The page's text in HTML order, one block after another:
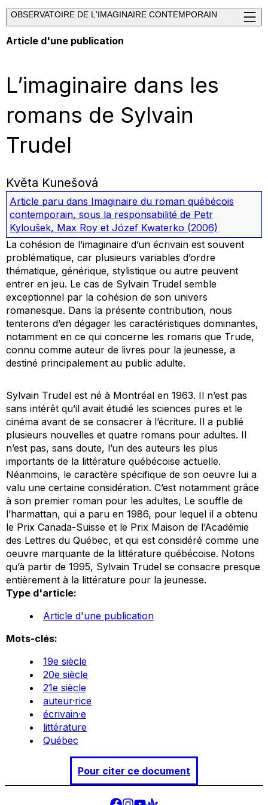
OBSERVATOIRE DE L'IMAGINAIRE CONTEMPORAIN
Article d'une publication
L’imaginaire dans les
romans de Sylvain
Trudel
Květa Kunešová
Article paru dans Imaginaire du roman québécois
contemporain, sous la responsabilité de Petr
Kyloušek, Max Roy et Józef Kwaterko (2006)
La cohésion de l’imaginaire d’un écrivain est souvent
problématique, car plusieurs variables d’ordre
thématique, générique, stylistique ou autre peuvent
entrer en jeu. Le cas de Sylvain Trudel semble
exceptionnel par la cohésion de son univers
romanesque. Dans la présente contribution, nous
tenterons d’en dégager les caractéristiques dominantes,
notamment en ce qui concerne les romans que Trude,
connu comme auteur de livres pour la jeunesse, a
destiné principalement au public adulte.
Sylvain Trudel est né à Montréal en 1963. Il n’est pas
sans intérêt qu’il avait étudié les sciences pures et le
cinéma avant de se consacrer à l’écriture. Il a publié
plusieurs nouvelles et quatre romans pour adultes. Il
n’est pas, sans doute, l’un des auteurs les plus
importants de la littérature québécoise actuelle.
Néanmoins, le caractère spécifique de son oeuvre lui a
valu une certaine considération. C’est notamment grâce
à son premier roman pour les adultes, Le souffle de
l’harmattan, qui a paru en 1986, pour lequel il a obtenu
le Prix Canada-Suisse et le Prix Maison de l’Académie
des Lettres du Québec, et qui est considéré comme une
oeuvre marquante de la littérature québécoise. Notons
qu’à partir de 1995, Sylvain Trudel se consacre presque
entièrement à la littérature pour la jeunesse.
Type d'article:
Article d'une publication
Mots-clés:
19e siècle
20e siècle
21e siècle
auteur·rice
écrivain·e
littérature
Québec
Pour citer ce document